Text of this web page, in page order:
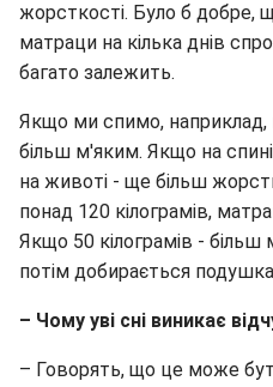
жорсткості. Було б добре,
матраци на кілька днів
багато залежить.
Якщо ми спимо, наприклад,
більш м'яким. Якщо на
на животі - ще більш
понад 120 кілограмів,
Якщо 50 кілограмів -
потім добирається
– Чому уві сні виникає
– Говорять, що це може